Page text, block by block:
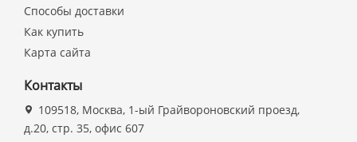
Способы доставки
Как купить
Карта сайта
Контакты
109518, Москва, 1-ый Грайвороновский проезд,
д.20, стр. 35, офис 607